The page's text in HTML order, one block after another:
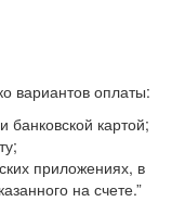
вариантов оплаты:
картой;
приложениях, в
на счете.”